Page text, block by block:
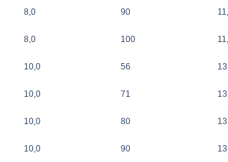
8,0 90
8,0 100
10,0 56
10,0 71
10,0 80
10,0 90